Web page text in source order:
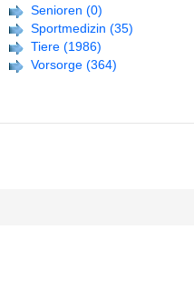
Senioren (0)
Sportmedizin (35)
Tiere (1986)
Vorsorge (364)